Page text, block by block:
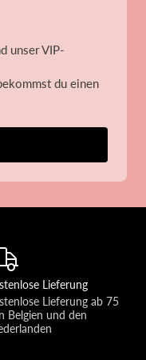
unser VIP-
du einen
Lieferung
Lieferung ab 75
Belgien und den